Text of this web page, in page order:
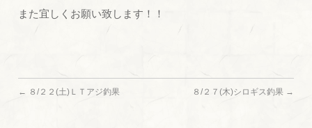
また宜しくお願い致します！！
← ８/２２(土)ＬＴアジ釣果 ８/２７(木)シロギス釣果 →